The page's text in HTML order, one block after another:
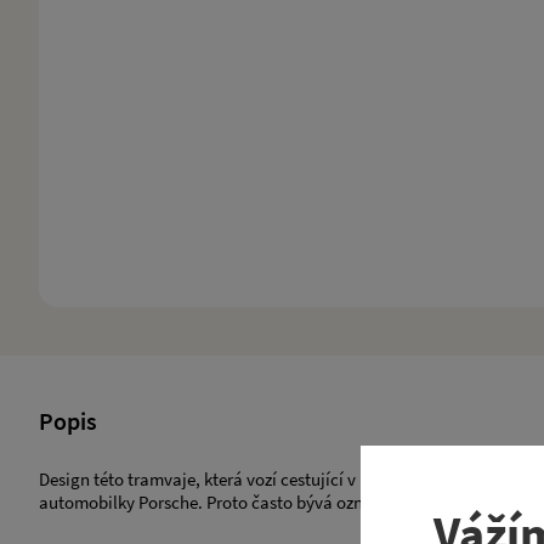
Popis
Design této tramvaje, která vozí cestující v Praze již od roku 2005,
automobilky Porsche. Proto často bývá označována jako Porsche